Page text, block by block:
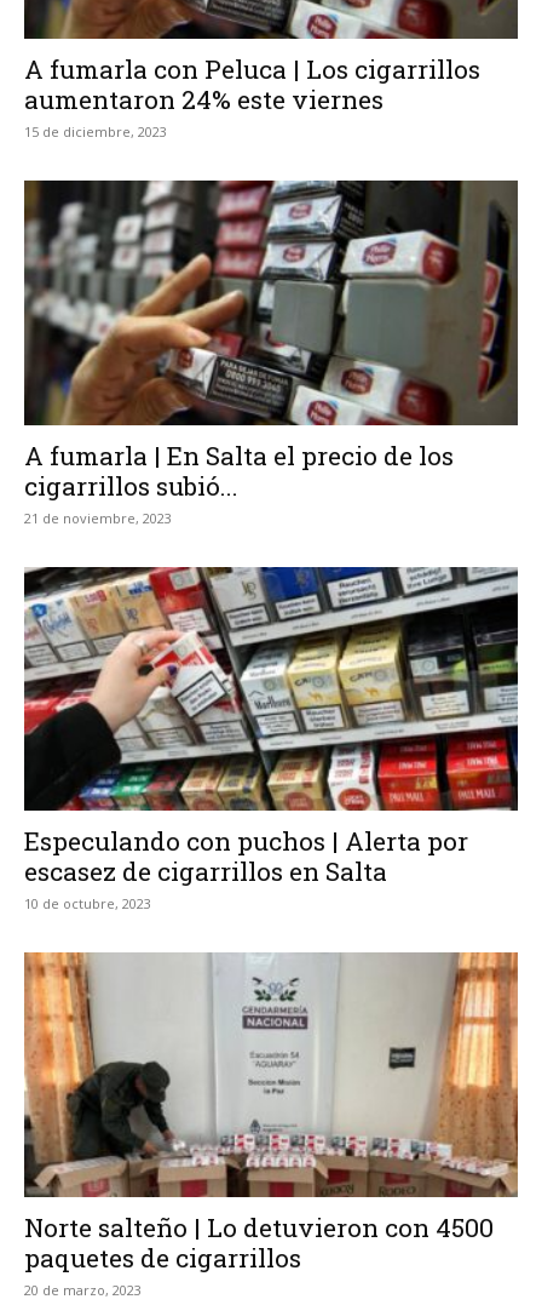
A fumarla con Peluca | Los cigarrillos
aumentaron 24% este viernes
15 de diciembre, 2023
A fumarla | En Salta el precio de los
cigarrillos subió...
21 de noviembre, 2023
Especulando con puchos | Alerta por
escasez de cigarrillos en Salta
10 de octubre, 2023
Norte salteño | Lo detuvieron con 4500
paquetes de cigarrillos
20 de marzo, 2023